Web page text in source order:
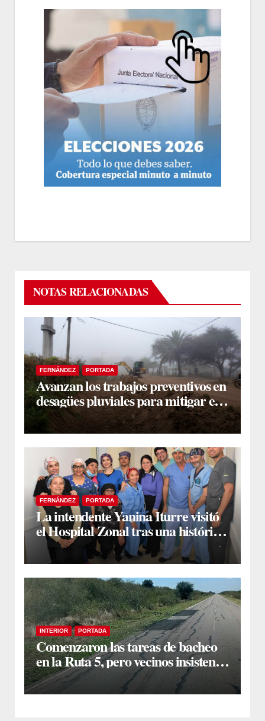
NOTAS RELACIONADAS
FERNÁNDEZ PORTADA
Avanzan los trabajos preventivos en
desagües pluviales para mitigar el
impacto de la temporada de lluvias
FERNÁNDEZ PORTADA
La intendente Yanina Iturre visitó
el Hospital Zonal tras una histórica
jornada de intervenciones
laparoscópicas
INTERIOR PORTADA
Comenzaron las tareas de bacheo
en la Ruta 5, pero vecinos insisten
en un reclamo integral